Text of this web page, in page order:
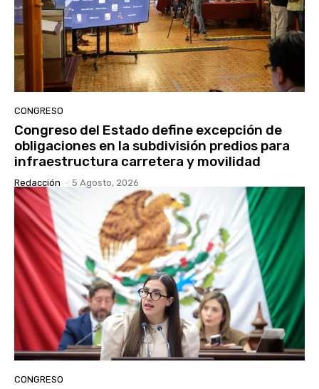
CONGRESO
Congreso del Estado define excepción de
obligaciones en la subdivisión predios para
infraestructura carretera y movilidad
Redacción - 5 Agosto, 2026
CONGRESO